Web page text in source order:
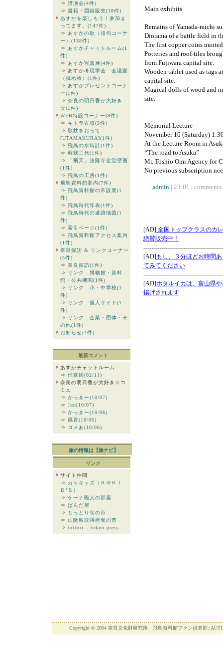
⇒ 講演会(4件)
⇒ 書籍・図録販売(18件)
あすかを楽しもう！参加ま
ってます。(147件)
⇒ あすかの歌（俳句コーナ
ー）(138件)
⇒ あすかチャットルーム(1
件)
⇒ あすか写真展(4件)
⇒ あすか考現学会 会議室
（掲示板）(1件)
⇒ あすかプレゼントコーナ
ー(1件)
⇒ 奈良の明日香が大好き
☆(1件)
WEB特設コーナー(8件)
⇒ キトラ古墳(3件)
⇒ 歌枕をおって
[UTAMAKURA](1件)
⇒ 飛鳥の水時計(1件)
⇒ 蘇我三代(1件)
⇒
「飛天」法隆寺金堂壁画
(1件)
⇒ 飛鳥の工房(1件)
飛鳥資料館案内(7件)
⇒ 飛鳥資料館の常設展(1
件)
⇒ 飛鳥時代年表(1件)
⇒ 飛鳥時代の遺跡地図(1
件)
⇒ 索引ページ(1件)
⇒ 飛鳥資料館アクセス案内
(1件)
奈良探訪 & リンクコーナー
(5件)
⇒ 奈良探訪(1件)
⇒
リンク 博物館・資料
館・公共機関(1件)
⇒
リンク 小・中学校(1
件)
⇒
リンク 個人サイト(1
件)
⇒
リンク 企業・団体・そ
の他(1件)
お知らせ(4件)
最新コメント
あすかチャットルーム
⇒ 佳奈絵(02/11)
奈良の明日香が大好き☆コ
ミュ
⇒ かっきー(10/07)
⇒ Jun(10/07)
⇒ かっきー(10/06)
⇒ 風香(10/06)
⇒ コメあ(10/06)
旅の情報は【旅ナビ】
リンク
サイト仲間
⇒ カッキッズ（Ｋ＠ＫＩ
Ｄ’Ｓ）
⇒ ケーナ職人の部屋
⇒ ぱんだ屋
⇒
とっとり旬の市
⇒ 山陰鳥取特産旬の市
⇒ tottori – tokyo press
Main exhibits
Remains of Yamada-michi
Diorama of a battle field in
The first copper coins
Potteries and roof-tiles
from Fujiwara capital site.
Wooden tablet used as tags
capital site.
Magical dolls of wood and
site.
Memorial Lecture
November 16 (Saturday)
At the Lecture Room in
“The road to Asuka”
Mr. Toshio Omi Agency for
No previous subscription
| admin | 23:01 |
Copyright © 2004 奈良文化財研究所 飛鳥資料館ファン倶楽部